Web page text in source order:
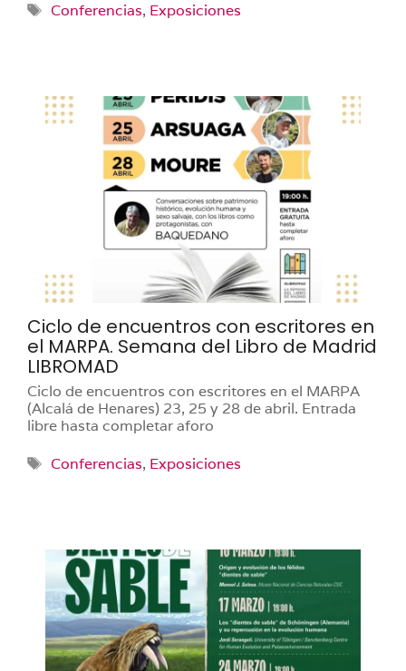
Etiquetas
Conferencias, Exposiciones
Ciclo de encuentros con escritores en
el MARPA. Semana del Libro de Madrid
LIBROMAD
Ciclo de encuentros con escritores en el MARPA
(Alcalá de Henares) 23, 25 y 28 de abril. Entrada
libre hasta completar aforo
Etiquetas
Conferencias, Exposiciones